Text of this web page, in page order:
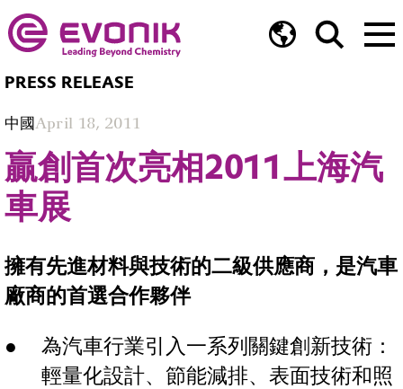
PRESS RELEASE
中國April 18, 2011
贏創首次亮相2011上海汽
車展
擁有先進材料與技術的二級供應商，是汽車
廠商的首選合作夥伴
為汽車行業引入一系列關鍵創新技術：
輕量化設計、節能減排、表面技術和照